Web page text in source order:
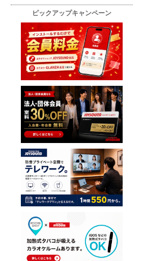
ピックアップキャンペーン